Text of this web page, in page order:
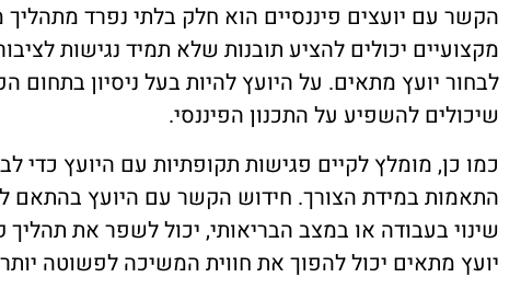
הקשר עם יועצים פיננסיים הוא חלק בלתי נפרד
מקצועיים יכולים להציע תובנות שלא תמיד נגישות
לבחור יועץ מתאים. על היועץ להיות בעל ניסיון בתחום
שיכולים להשפיע על התכנון הפיננסי.
כמו כן, מומלץ לקיים פגישות תקופתיות עם היועץ כדי
התאמות במידת הצורך. חידוש הקשר עם היועץ בהתאם
שינוי בעבודה או במצב הבריאותי, יכול לשפר את תהליך
יועץ מתאים יכול להפוך את חווית המשיכה לפשוטה